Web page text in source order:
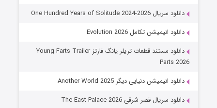
دانلود سریال One Hundred Years of Solitude 2024-2026
دانلود انیمیشن تکامل Evolution 2026
دانلود مستند قطعات تریلر یانگ فارتز Young Farts Trailer
Parts 2026
دانلود انیمیشن دنیایی دیگر Another World 2025
دانلود سریال قصر شرقی The East Palace 2026